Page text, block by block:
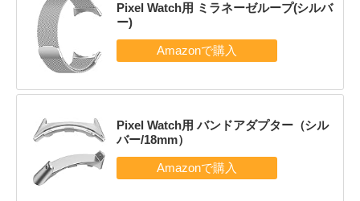
Pixel Watch用 ミラネーゼループ(シルバ
ー)
Pixel Watch用 バンドアダプター（シル
バー/18mm）